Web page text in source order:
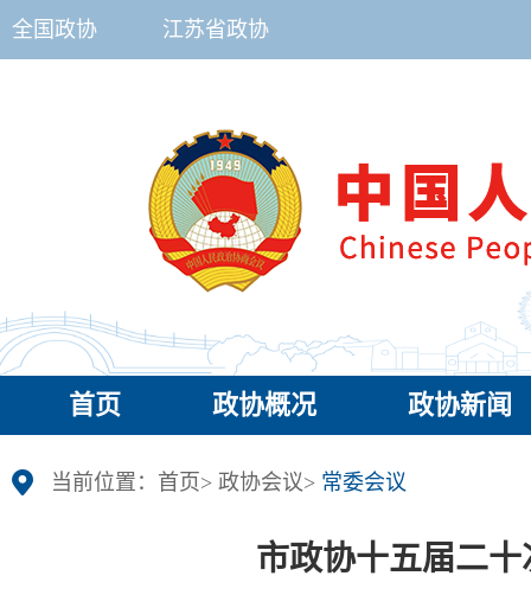
全国政协 江苏省政协
首页 政协概况 政协新闻
当前位置： 首页> 政协会议> 常委会议
市政协十五届二